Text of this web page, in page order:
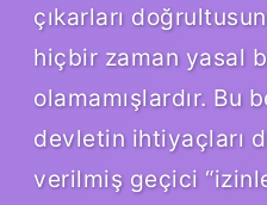
çıkarları
hiçbir zaman yasal
olamamışlardır. Bu
devletin ihtiyaçları
verilmiş geçici